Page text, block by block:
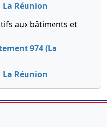
La Réunion
aux bâtiments et
974 (La
La Réunion